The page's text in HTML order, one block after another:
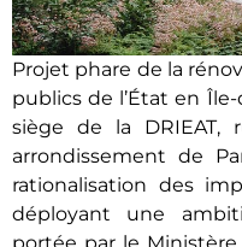
Projet phare de la
publics de l’État en
siège de la
arrondissement de
rationalisation des
déployant une